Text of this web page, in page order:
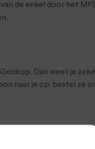
de enkel door het
Dan weet je
naar je op: bestel ze